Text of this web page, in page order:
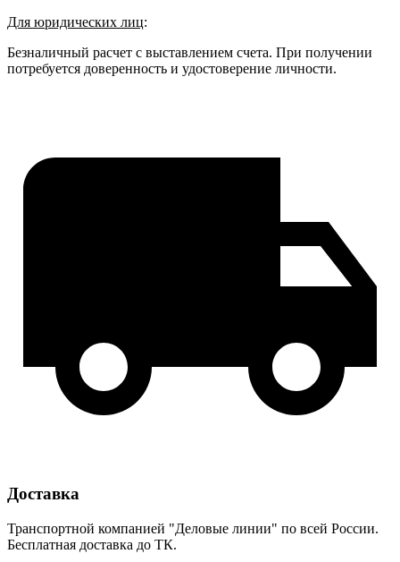
Для юридических лиц:
Безналичный расчет с выставлением счета. При получении
потребуется доверенность и удостоверение личности.
Доставка
Транспортной компанией "Деловые линии" по всей России.
Бесплатная доставка до ТК.